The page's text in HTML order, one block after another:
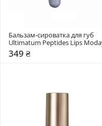
Бальзам-сироватка для губ
Ultimatum Peptides Lips
349 ₴